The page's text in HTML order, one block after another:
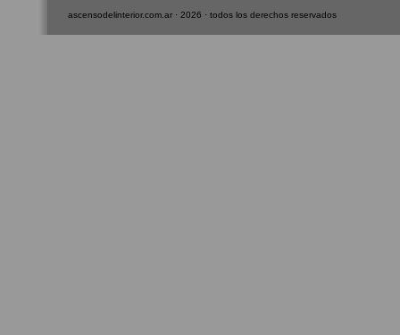
ascensodelinterior.com.ar · 2026 · todos los derechos reservados